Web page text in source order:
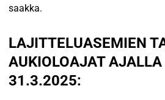
saakka.
LAJITTELUASEMIEN
AUKIOLOAJAT
31.3.2025: